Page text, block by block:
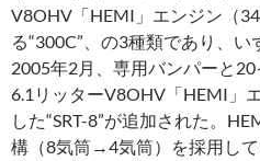
V8OHV「HEMI」エンジン（
る“300C”、の3種類であり、い
2005年2月、専用バンパーと20
6.1リッターV8OHV「HEMI」
した“SRT-8”が追加された。
構（8気筒→4気筒）を採用し